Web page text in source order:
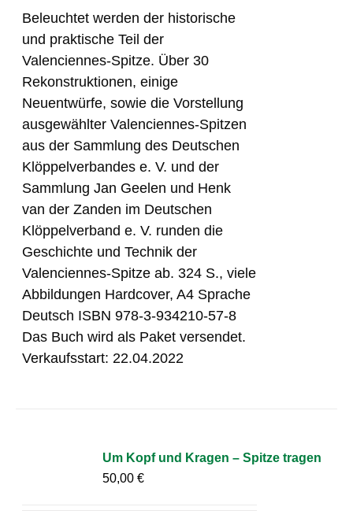
Beleuchtet werden der historische
und praktische Teil der
Valenciennes-Spitze. Über 30
Rekonstruktionen, einige
Neuentwürfe, sowie die Vorstellung
ausgewählter Valenciennes-Spitzen
aus der Sammlung des Deutschen
Klöppelverbandes e. V. und der
Sammlung Jan Geelen und Henk
van der Zanden im Deutschen
Klöppelverband e. V. runden die
Geschichte und Technik der
Valenciennes-Spitze ab. 324 S., viele
Abbildungen Hardcover, A4 Sprache
Deutsch ISBN 978-3-934210-57-8
Das Buch wird als Paket versendet.
Verkaufsstart: 22.04.2022
Um Kopf und Kragen – Spitze tragen
50,00€